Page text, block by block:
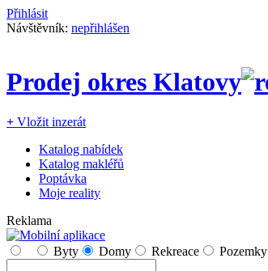
Přihlásit
Návštěvník: nepřihlášen
Prodej okres Klatovy
+ Vložit inzerát
Katalog nabídek
Katalog makléřů
Poptávka
Moje reality
Reklama
Byty Domy Rekreace Pozemky